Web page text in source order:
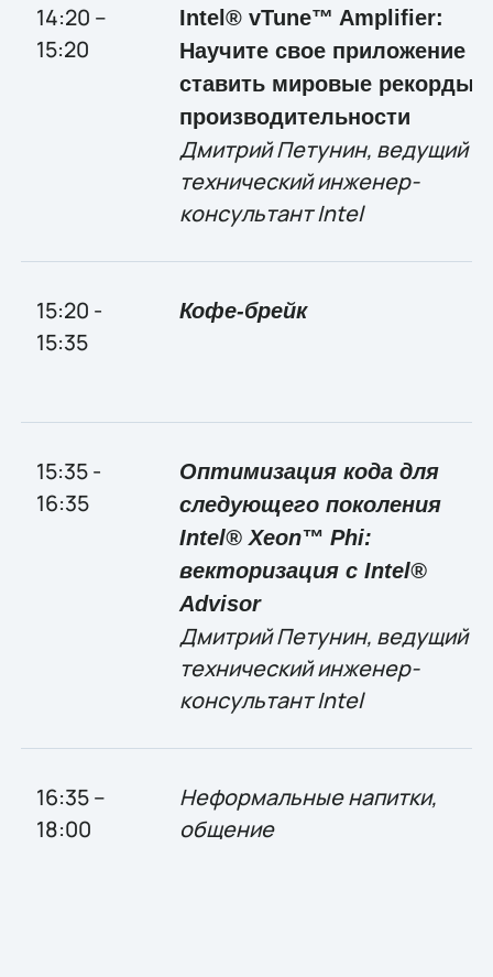
14:20 –
15:20
Intel® vTune™ Amplifier:
Научите свое приложение
ставить мировые рекорды
производительности
Дмитрий Петунин, ведущий
технический инженер-
консультант Intel
15:20 -
15:35
Кофе-брейк
15:35 -
16:35
Оптимизация кода для
следующего поколения
Intel® Xeon™ Phi:
векторизация с Intel®
Advisor
Дмитрий Петунин, ведущий
технический инженер-
консультант Intel
16:35 –
18:00
Неформальные напитки,
общение